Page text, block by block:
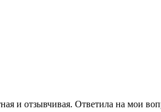
и отзывчивая. Ответила на мои